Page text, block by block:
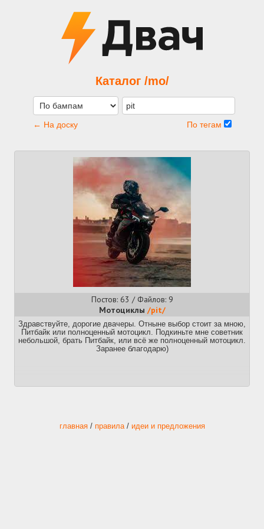
Каталог /mo/
← На доску По тегам
Постов: 63 / Файлов: 9
Мотоциклы /pit/
Здравствуйте, дорогие двачеры. Отныне выбор стоит за мною,
Питбайк или полноценный мотоцикл. Подкиньте мне советник
небольшой, брать Питбайк, или всё же полноценный мотоцикл.
Заранее благодарю)
главная/ правила/ идеи и предложения